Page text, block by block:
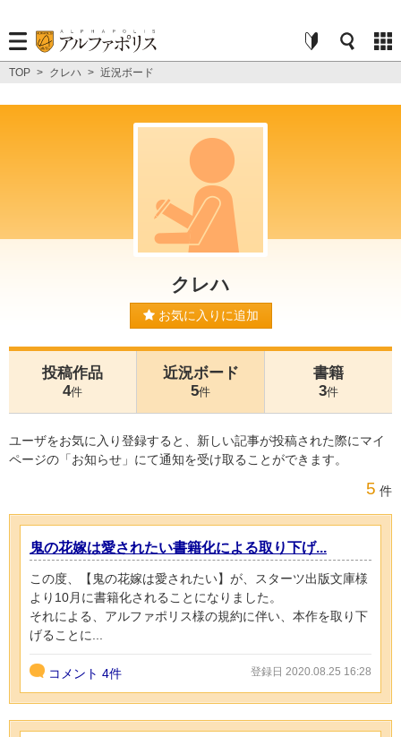
TOP > クレハ > 近況ボード
クレハ
お気に入りに追加
投稿作品
4件
近況ボード
5件
書籍
3件
ユーザをお気に入り登録すると、新しい記事が投稿された際にマイ
ページの「お知らせ」にて通知を受け取ることができます。
5 件
鬼の花嫁は愛されたい書籍化による取り下げ...
この度、【鬼の花嫁は愛されたい】が、スターツ出版文庫様
より10月に書籍化されることになりました。
それによる、アルファポリス様の規約に伴い、本作を取り下
げることに...
コメント 4件 登録日 2020.08.25 16:28